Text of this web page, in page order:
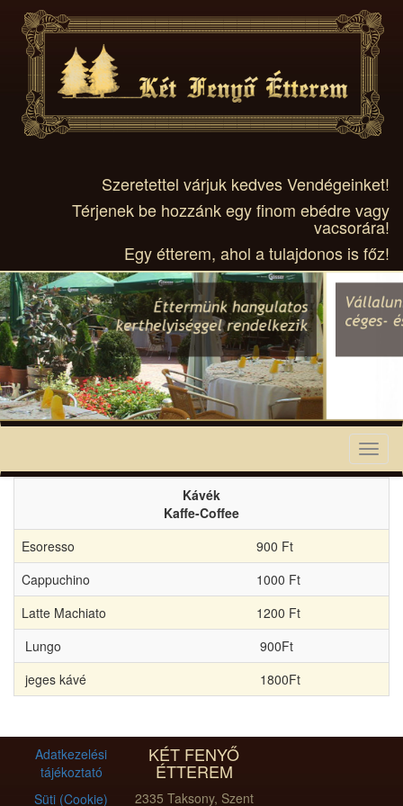
Szeretettel várjuk kedves Vendégeinket!
Térjenek be hozzánk egy finom ebédre vagy
vacsorára!
Egy étterem, ahol a tulajdonos is főz!
Kávék
Kaffe-Coffee
Esoresso
900 Ft
Cappuchino
1000 Ft
Latte Machiato
1200 Ft
Lungo
900Ft
jeges kávé
1800Ft
Adatkezelési
tájékoztató
Süti (Cookie)
KÉT FENYŐ
ÉTTEREM
2335 Taksony, Szent